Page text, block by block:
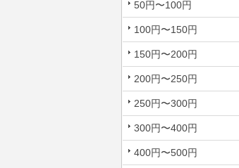
50円〜100円
100円〜150円
150円〜200円
200円〜250円
250円〜300円
300円〜400円
400円〜500円